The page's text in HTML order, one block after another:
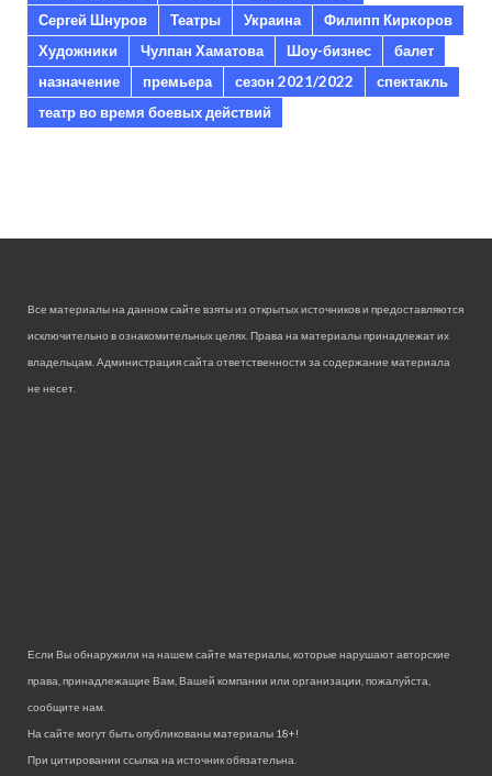
Сергей Шнуров
Театры Украина
Филипп Киркоров
Художники
Чулпан Хаматова Шоу-бизнес
балет
назначение
премьера сезон 2021/2022
спектакль
театр во время боевых действий
Все материалы на данном сайте взяты из открытых источников и предоставляются
исключительно в ознакомительных целях. Права на материалы принадлежат их
владельцам. Администрация сайта ответственности за содержание материала
не несет.
Если Вы обнаружили на нашем сайте материалы, которые нарушают авторские
права, принадлежащие Вам, Вашей компании или организации, пожалуйста,
сообщите нам.
На сайте могут быть опубликованы материалы 18+!
При цитировании ссылка на источник обязательна.